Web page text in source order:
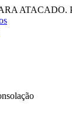
ATACADO.